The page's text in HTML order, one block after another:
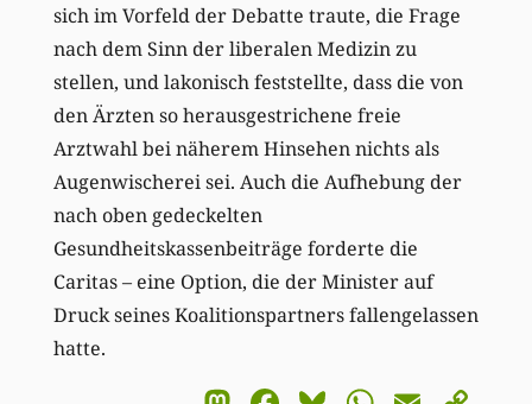
sich im Vorfeld der Debatte traute, die Frage
nach dem Sinn der liberalen Medizin zu
stellen, und lakonisch feststellte, dass die von
den Ärzten so herausgestrichene freie
Arztwahl bei näherem Hinsehen nichts als
Augenwischerei sei. Auch die Aufhebung der
nach oben gedeckelten
Gesundheitskassenbeiträge forderte die
Caritas – eine Option, die der Minister auf
Druck seines Koalitionspartners fallengelassen
hatte.